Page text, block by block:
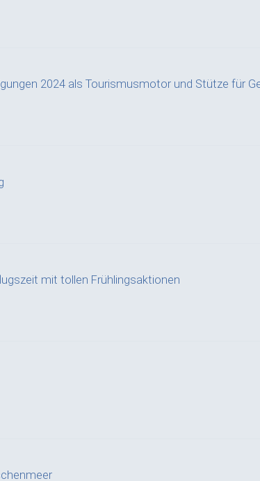
2024 als Tourismusmotor und Stütze für
mit tollen Frühlingsaktionen